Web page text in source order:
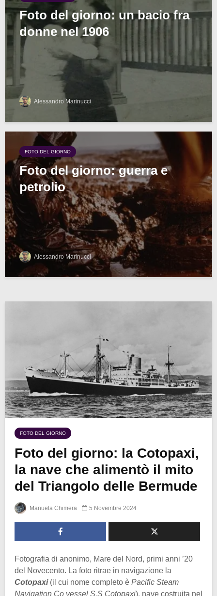
Foto del giorno: un bacio fra
donne nel 1906
Alessandro Marinucci
FOTO DEL GIORNO
Foto del giorno: guerra e
petrolio
Alessandro Marinucci
FOTO DEL GIORNO
Foto del giorno: la Cotopaxi,
la nave che alimentò il mito
del Triangolo delle Bermude
Manuela Chimera 5 Novembre 2024
Fotografia di anonimo, Mare del Nord, primi anni ’20
del Novecento. La foto ritrae in navigazione la
Cotopaxi (il cui nome completo è Pacific Steam
Navigation Co vessel S.S Cotopaxi), nave costruita nel